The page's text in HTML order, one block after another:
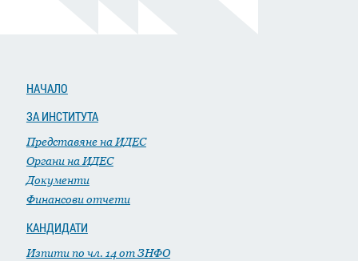
НАЧАЛО
ЗА ИНСТИТУТА
Представяне на ИДЕС
Органи на ИДЕС
Документи
Финансови отчети
КАНДИДАТИ
Изпити по чл. 14 от ЗНФО